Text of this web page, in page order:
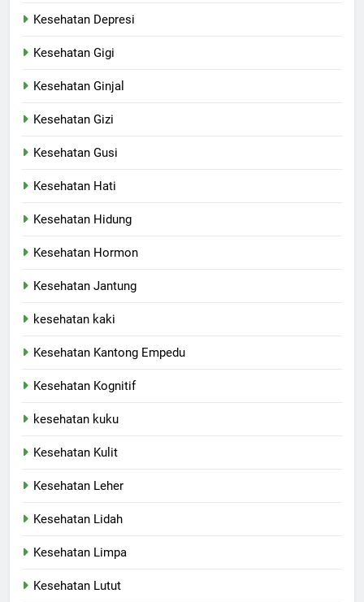
Kesehatan Depresi
Kesehatan Gigi
Kesehatan Ginjal
Kesehatan Gizi
Kesehatan Gusi
Kesehatan Hati
Kesehatan Hidung
Kesehatan Hormon
Kesehatan Jantung
kesehatan kaki
Kesehatan Kantong Empedu
Kesehatan Kognitif
kesehatan kuku
Kesehatan Kulit
Kesehatan Leher
Kesehatan Lidah
Kesehatan Limpa
Kesehatan Lutut